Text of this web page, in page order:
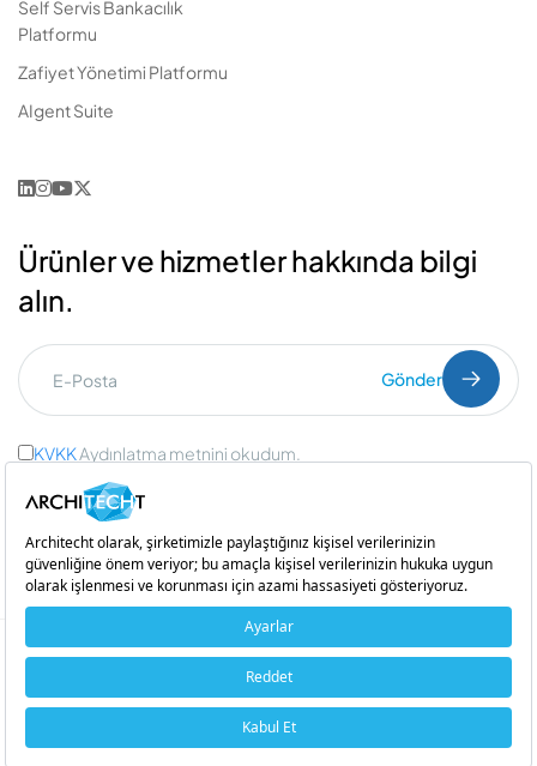
Self Servis Bankacılık
Platformu
Zafiyet Yönetimi Platformu
AIgent Suite
Ürünler ve hizmetler hakkında bilgi
alın.
Gönder
KVKKAydınlatma metnini okudum.
Ticari İleti Onayı
Bir iştirakidir
Copyright © 2026 Architecht. Her hakkı saklıdır.
Çerez Politikası